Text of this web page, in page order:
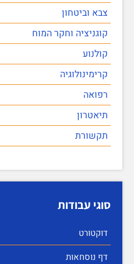
צבא וביטחון
קוגניציה וחקר המוח
קולנוע
קרימינולוגיה
רפואה
תיאטרון
תקשורת
סוגי עבודות
דוקטורט
דף נוסחאות